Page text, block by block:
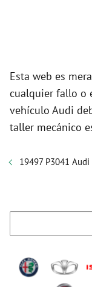
Esta web es
cualquier fallo o
vehículo Audi
taller mecánico
19497 P3041 Audi